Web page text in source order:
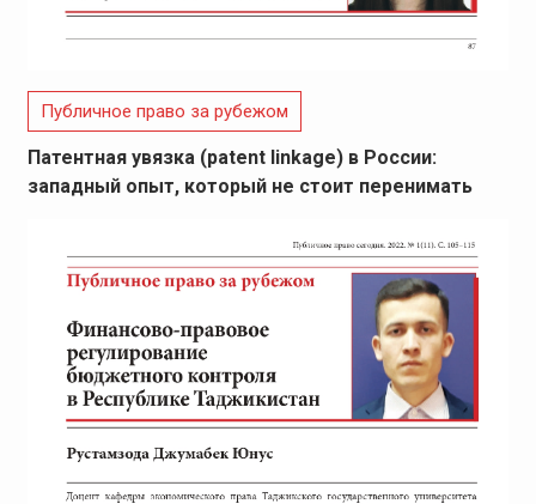
Публичное право за рубежом
Патентная увязка (patent linkage) в России:
западный опыт, который не стоит перенимать